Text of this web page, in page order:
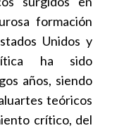
formación
Unidos y
ha sido
años, siendo
teóricos
crítico, del